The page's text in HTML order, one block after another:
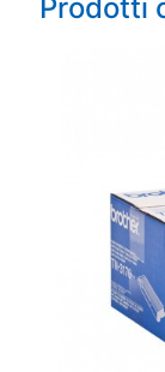
Prodotti